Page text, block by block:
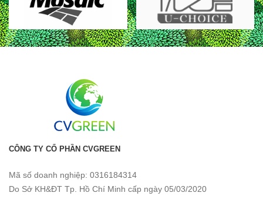
CÔNG TY CỔ PHẦN CVGREEN
Mã số doanh nghiệp: 0316184314
Do Sở KH&ĐT Tp. Hồ Chí Minh cấp ngày 05/03/2020